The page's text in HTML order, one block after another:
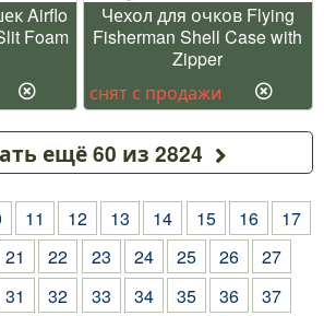
Airflo
Foam
Чехол для очков Flying
Fisherman Shell Case with
Zipper
снят с продажи
ещё 60 из 2824
11 12 13 14 15 16
17
21 22 23 24 25 26
27
31 32 33 34 35 36
37